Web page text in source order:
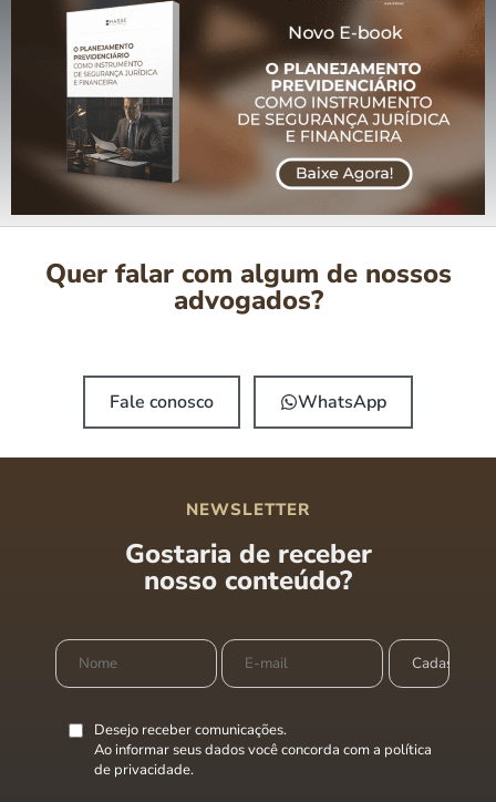
Quer falar com algum de nossos
advogados?
Fale conosco WhatsApp
NEWSLETTER
Gostaria de receber
nosso conteúdo?
Desejo receber comunicações.
Ao informar seus dados você concorda com a política
de privacidade.